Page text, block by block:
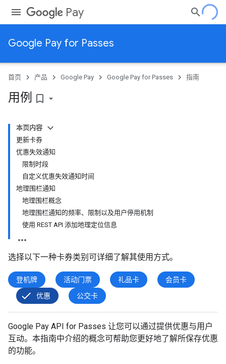
Pay
Google Pay for Passes
首页 产品 Google Pay Google Pay for Passes 指南
用例 bookmark_border
本页内容
更新卡券
优惠失效通知
限制时段
自定义优惠失效通知时间
地理围栏通知
地理围栏概念
地理围栏通知的频率、限制以及用户停用机制
使用 REST API 添加地理定位信息
选择以下一种卡券类别可详细了解其使用方式。
登机牌 活动门票 礼品卡
会员卡
优惠
公交卡
Google Pay API for Passes 让您可以通过提供优惠与用户
互动。本指南中介绍的概念可帮助您更好地了解所保存优惠
的功能。